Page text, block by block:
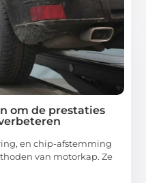
om de prestaties
en chip-afstemming
van motorkap. Ze